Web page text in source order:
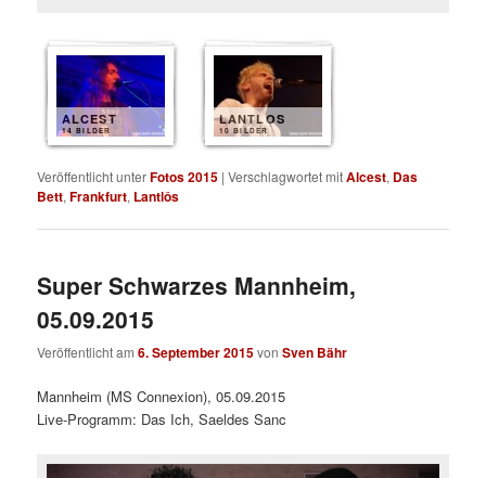
ALCEST
14 BILDER
LANTLOS
10 BILDER
Veröffentlicht unterFotos 2015 |Verschlagwortet mitAlcest, Das
Bett,Frankfurt, Lantlôs
Super Schwarzes Mannheim,
05.09.2015
Veröffentlicht am6. September 2015vonSven Bähr
Mannheim (MS Connexion), 05.09.2015
Live-Programm: Das Ich, Saeldes Sanc